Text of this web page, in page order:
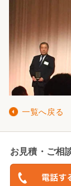
一覧へ戻る
お見積・ご相